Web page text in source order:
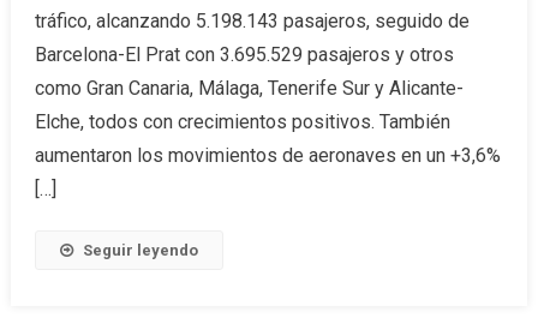
tráfico, alcanzando 5.198.143 pasajeros, seguido de
Barcelona-El Prat con 3.695.529 pasajeros y otros
como Gran Canaria, Málaga, Tenerife Sur y Alicante-
Elche, todos con crecimientos positivos. También
aumentaron los movimientos de aeronaves en un +3,6%
[…]
Seguir leyendo